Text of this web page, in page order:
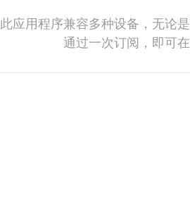
此应用程序兼容多种设备，无论
通过一次订阅，即可